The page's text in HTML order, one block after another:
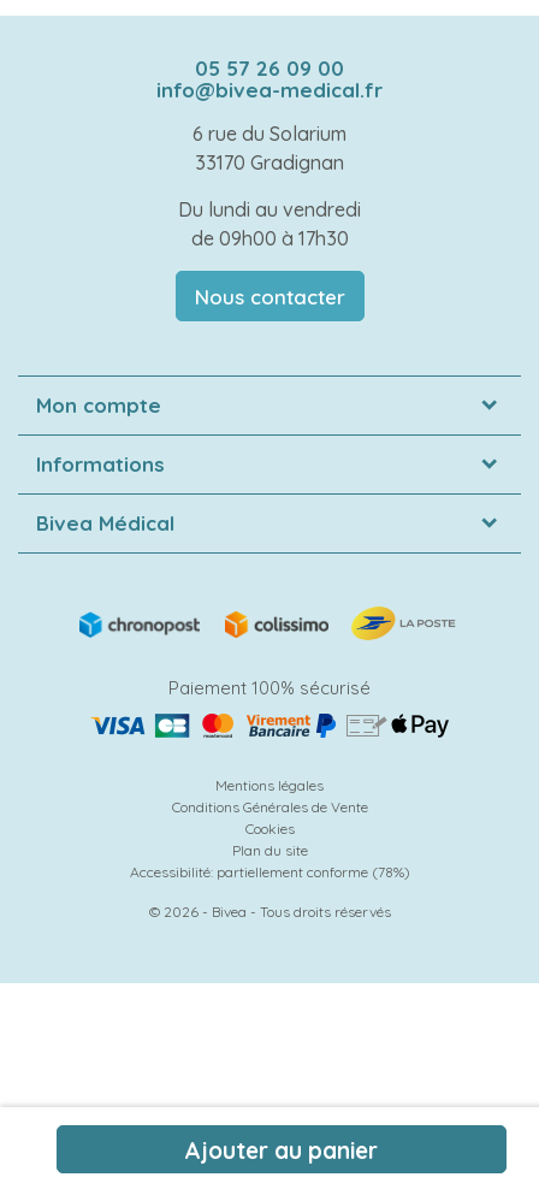
Ajouter au panier
05 57 26 09 00
info@bivea-medical.fr
6 rue du Solarium
33170 Gradignan
Du lundi au vendredi
de 09h00 à 17h30
Nous contacter
Mon compte
Informations
Bivea Médical
Paiement 100% sécurisé
Mentions légales
Conditions Générales de Vente
Cookies
Plan du site
Accessibilité: partiellement conforme (78%)
© 2026 - Bivea - Tous droits réservés